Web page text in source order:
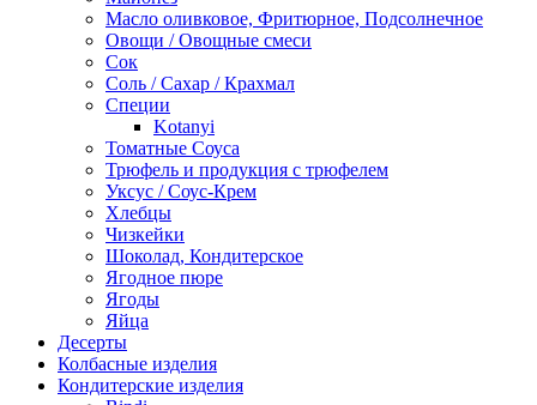
Масло оливковое, Фритюрное, Подсолнечное
Овощи / Овощные смеси
Сок
Соль / Сахар / Крахмал
Специи
Kotanyi
Томатные Соуса
Трюфель и продукция с трюфелем
Уксус / Соус-Крем
Хлебцы
Чизкейки
Шоколад, Кондитерское
Ягодное пюре
Ягоды
Яйца
Десерты
Колбасные изделия
Кондитерские изделия